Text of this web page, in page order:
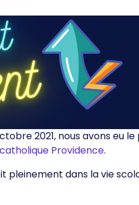
2021, nous avons eu
Providence.
pleinement dans la vie